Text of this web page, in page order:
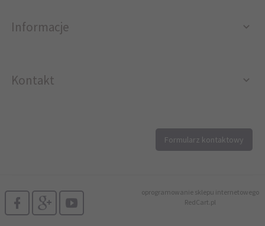
Informacje
Kontakt
Formularz kontaktowy
oprogramowanie sklepu internetowego
RedCart.pl